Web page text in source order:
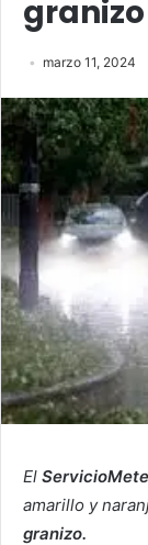
marzo 11, 2024
El Servicio
amarillo y
granizo.